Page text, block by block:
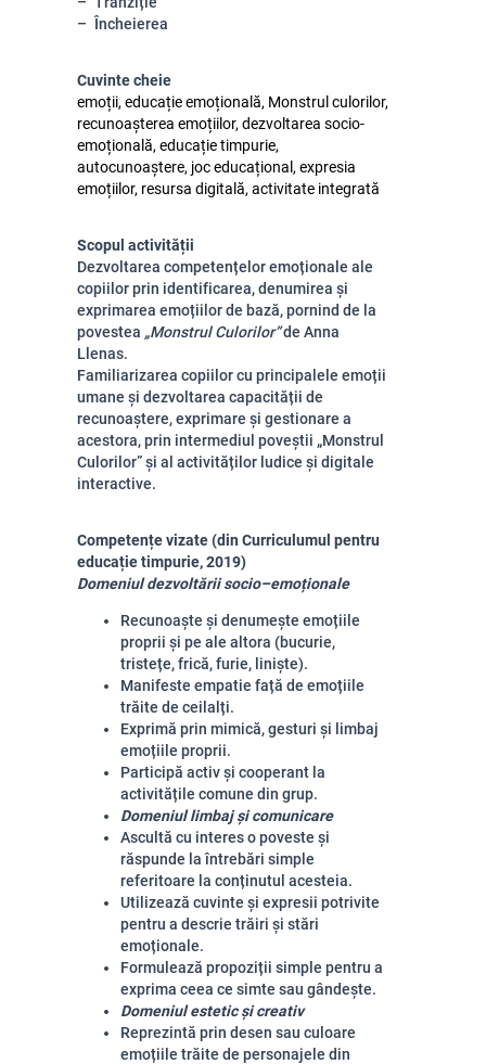
Încheierea
Cuvinte cheie
emoții, educație emoțională, Monstrul culorilor,
recunoașterea emoțiilor, dezvoltarea socio-
emoțională, educație timpurie,
autocunoaștere, joc educațional, expresia
emoțiilor, resursa digitală, activitate integrată
Scopul activității
Dezvoltarea competențelor emoționale ale
copiilor prin identificarea, denumirea și
exprimarea emoțiilor de bază, pornind de la
povestea „Monstrul Culorilor”de Anna
Llenas.
Familiarizarea copiilor cu principalele emoții
umane și dezvoltarea capacității de
recunoaștere, exprimare și gestionare a
acestora, prin intermediul poveștii „Monstrul
Culorilor” și al activităților ludice și digitale
interactive.
Competențe vizate (din Curriculumul pentru
educație timpurie, 2019)
Domeniul dezvoltării socio–emoționale
Recunoaște și denumește emoțiile
proprii și pe ale altora (bucurie,
tristețe, frică, furie, liniște).
Manifeste empatie față de emoțiile
trăite de ceilalți.
Exprimă prin mimică, gesturi și limbaj
emoțiile proprii.
Participă activ și cooperant la
activitățile comune din grup.
Domeniul limbaj și comunicare
Ascultă cu interes o poveste și
răspunde la întrebări simple
referitoare la conținutul acesteia.
Utilizează cuvinte și expresii potrivite
pentru a descrie trăiri și stări
emoționale.
Formulează propoziții simple pentru a
exprima ceea ce simte sau gândește.
Domeniul estetic și creativ
Reprezintă prin desen sau culoare
emoțiile trăite de personajele din